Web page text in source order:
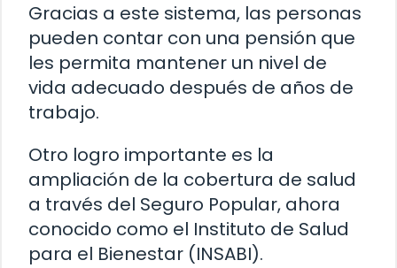
Gracias a este sistema, las personas
pueden contar con una pensión que
les permita mantener un nivel de
vida adecuado después de años de
trabajo.
Otro logro importante es la
ampliación de la cobertura de salud
a través del Seguro Popular, ahora
conocido como el Instituto de Salud
para el Bienestar (INSABI).